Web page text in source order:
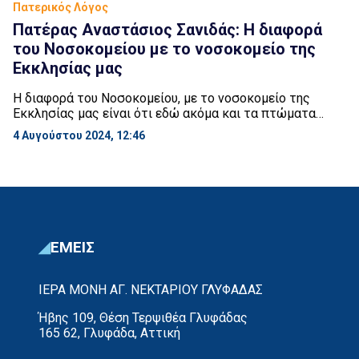
Πατερικός Λόγος
Πατέρας Αναστάσιος Σανιδάς: Η διαφορά
του Νοσοκομείου με το νοσοκομείο της
Εκκλησίας μας
Η διαφορά του Νοσοκομείου, με το νοσοκομείο της
Εκκλησίας μας είναι ότι εδώ ακόμα και τα πτώματα
έχουν ελπίδα. Γι αυτό δεν πρέπει να απελπιζόμαστε
ποτέ. Με το καλό να μπούμε αδελφοί μου στις Ιερές
Ή Παναγία να […]
4 Αυγούστου 2024, 12:46
ΕΜΕΙΣ
ΙΕΡΑ ΜΟΝΗ ΑΓ. ΝΕΚΤΑΡΙΟΥ ΓΛΥΦΑΔΑΣ
Ήβης 109, Θέση Τερψιθέα Γλυφάδας
165 62, Γλυφάδα, Αττική